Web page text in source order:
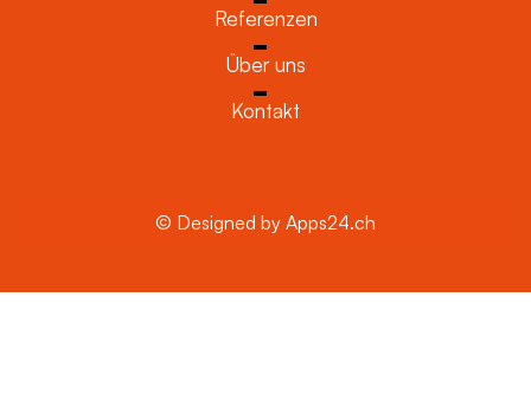
Referenzen
Über uns
Kontakt
© Designed by Apps24.ch